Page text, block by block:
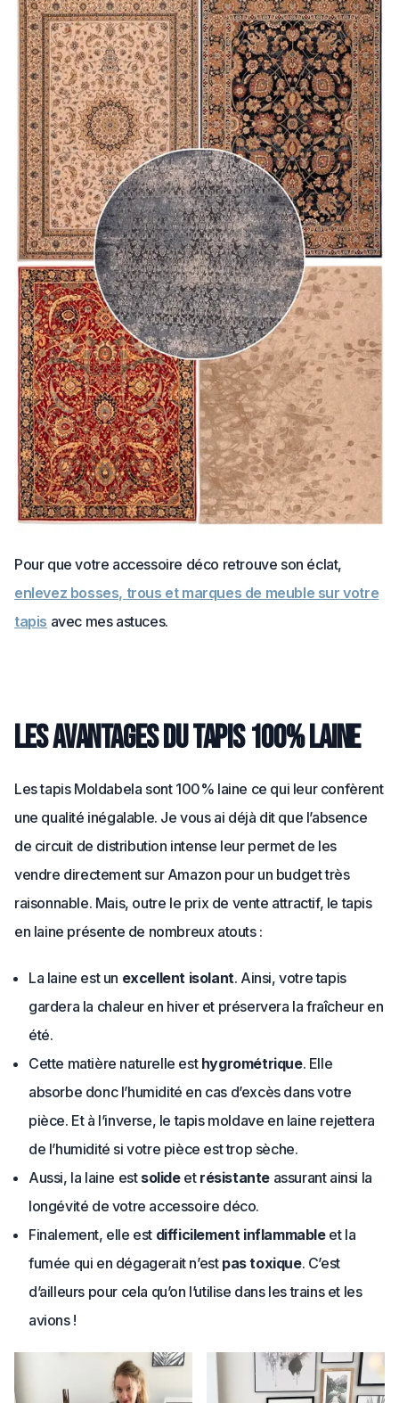
Pour que votre accessoire déco retrouve son éclat,
enlevez bosses, trous et marques de meuble sur votre
tapis avec mes astuces.
Les avantages du tapis 100% laine
Les tapis Moldabela sont 100% laine ce qui leur confèrent
une qualité inégalable. Je vous ai déjà dit que l’absence
de circuit de distribution intense leur permet de les
vendre directement sur Amazon pour un budget très
raisonnable. Mais, outre le prix de vente attractif, le tapis
en laine présente de nombreux atouts :
La laine est un excellent isolant. Ainsi, votre tapis
gardera la chaleur en hiver et préservera la fraîcheur en
été.
Cette matière naturelle est hygrométrique. Elle
absorbe donc l’humidité en cas d’excès dans votre
pièce. Et à l’inverse, le tapis moldave en laine rejettera
de l’humidité si votre pièce est trop sèche.
Aussi, la laine est solideet résistante assurant ainsi la
longévité de votre accessoire déco.
Finalement, elle est difficilement inflammableet la
fumée qui en dégagerait n’est pas toxique. C’est
d’ailleurs pour cela qu’on l’utilise dans les trains et les
avions !